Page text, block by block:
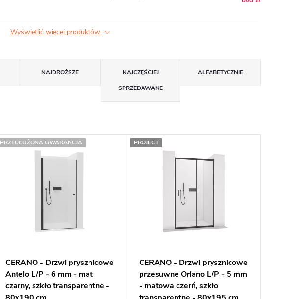
Wyświetlić więcej produktów
NAJDROŻSZE
NAJCZĘŚCIEJ
SPRZEDAWANE
ALFABETYCZNIE
PRZEDŁUŻONA GWARANCJA
CERANO - Drzwi prysznicowe
Antelo L/P - 6 mm - mat
czarny, szkło transparentne -
PROJECT
CERANO - Drzwi prysznicowe
przesuwne Orlano L/P - 5 mm
- matowa czerń, szkło